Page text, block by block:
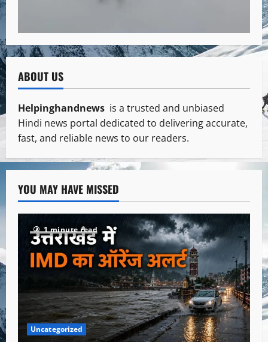
ABOUT US
Helpinghandnews is a trusted and unbiased
Hindi news portal dedicated to delivering accurate,
fast, and reliable news to our readers.
YOU MAY HAVE MISSED
1 minute read
Uncategorized